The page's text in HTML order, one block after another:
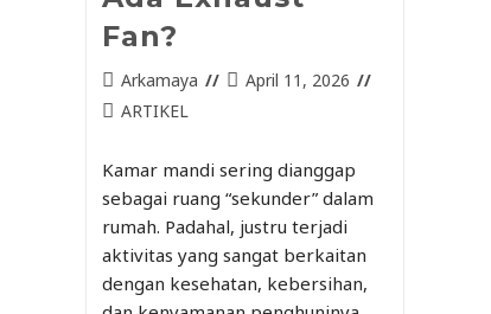
Fan?
Arkamaya
April 11, 2026
ARTIKEL
Kamar mandi sering dianggap
sebagai ruang “sekunder” dalam
rumah. Padahal, justru terjadi
aktivitas yang sangat berkaitan
dengan kesehatan, kebersihan,